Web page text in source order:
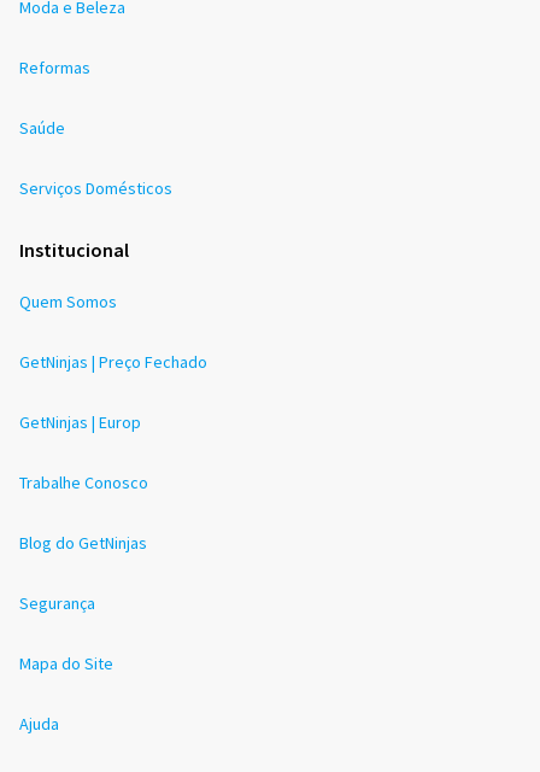
Moda e Beleza
Reformas
Saúde
Serviços Domésticos
Institucional
Quem Somos
GetNinjas | Preço Fechado
GetNinjas | Europ
Trabalhe Conosco
Blog do GetNinjas
Segurança
Mapa do Site
Ajuda